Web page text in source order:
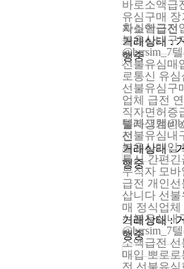
바로소액급
유심구매 장
자소액급전
거래상태 :
행중
확실한급전
불유심내구
@brrsim_7
선불유심매
로통신 유
선불유심구
업체 급전
직자면허증
불자생계비
전
거래상태 :
행중
텔레그램
선불유심내
불유심매입
통신 간편긴
무직자 모바
급전 개인선
삽니다 선불
매 정식업체
거래상태 :
행중
선불유심내
@brrsim_7
소액급전 선
매입 뽀로로
전 선불유